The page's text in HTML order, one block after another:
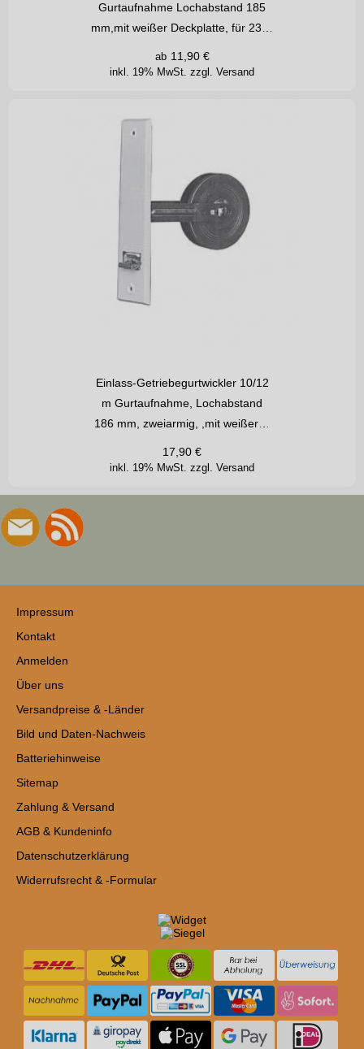
Gurtaufnahme Lochabstand 185
mm,mit weißer Deckplatte, für 23…
inkl. 19% MwSt. zzgl. Versand
ab 11,90€
Einlass-Getriebegurtwickler 10/12
m Gurtaufnahme, Lochabstand
186 mm, zweiarmig, ,mit weißer…
inkl. 19% MwSt. zzgl. Versand
17,90 €
Impressum
Kontakt
Anmelden
Über uns
Versandpreise & -Länder
Bild und Daten-Nachweis
Batteriehinweise
Sitemap
Zahlung & Versand
AGB & Kundeninfo
Datenschutzerklärung
Widerrufsrecht & -Formular